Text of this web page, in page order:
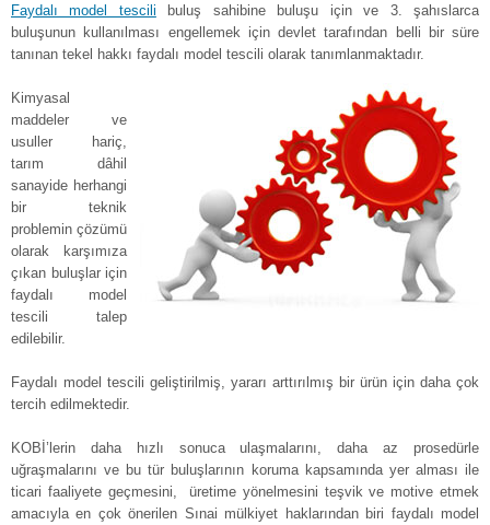
Faydalı model tescili buluş sahibine buluşu için ve 3. şahıslarca
buluşunun kullanılması engellemek için devlet tarafından belli bir süre
tanınan tekel hakkı faydalı model tescili olarak tanımlanmaktadır.
Kimyasal
maddeler ve
usuller hariç,
tarım dâhil
sanayide herhangi
bir teknik
problemin çözümü
olarak karşımıza
çıkan buluşlar için
faydalı model
tescili talep
edilebilir.
Faydalı model tescili geliştirilmiş, yararı arttırılmış bir ürün için daha çok
tercih edilmektedir.
KOBİ’lerin daha hızlı sonuca ulaşmalarını, daha az prosedürle
uğraşmalarını ve bu tür buluşlarının koruma kapsamında yer alması ile
ticari faaliyete geçmesini, üretime yönelmesini teşvik ve motive etmek
amacıyla en çok önerilen Sınai mülkiyet haklarından biri faydalı model